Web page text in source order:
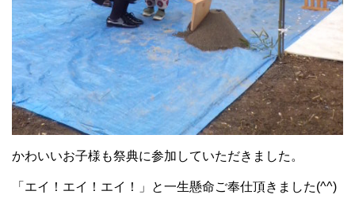
かわいいお子様も祭典に参加していただきました。
「エイ！エイ！エイ！」と一生懸命ご奉仕頂きました(^^)